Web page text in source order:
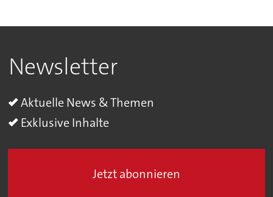
Newsletter
Aktuelle News & Themen
Exklusive Inhalte
Jetzt abonnieren